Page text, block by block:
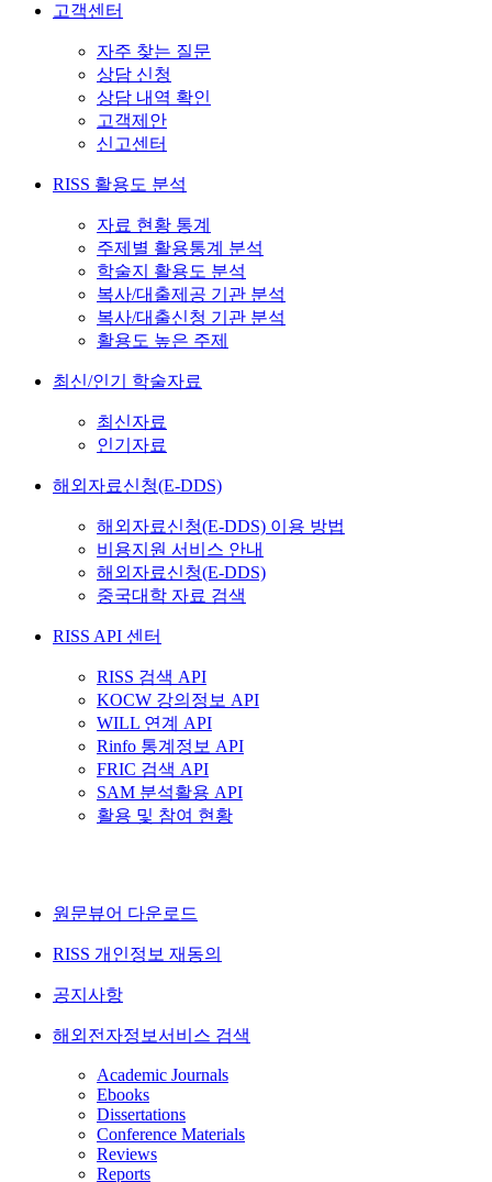
고객센터
자주 찾는 질문
상담 신청
상담 내역 확인
고객제안
신고센터
RISS 활용도 분석
자료 현황 통계
주제별 활용통계 분석
학술지 활용도 분석
복사/대출제공 기관 분석
복사/대출신청 기관 분석
활용도 높은 주제
최신/인기 학술자료
최신자료
인기자료
해외자료신청(E-DDS)
해외자료신청(E-DDS) 이용 방법
비용지원 서비스 안내
해외자료신청(E-DDS)
중국대학 자료 검색
RISS API 센터
RISS 검색 API
KOCW 강의정보 API
WILL 연계 API
Rinfo 통계정보 API
FRIC 검색 API
SAM 분석활용 API
활용 및 참여 현황
원문뷰어 다운로드
RISS 개인정보 재동의
공지사항
해외전자정보서비스 검색
Academic Journals
Ebooks
Dissertations
Conference Materials
Reviews
Reports